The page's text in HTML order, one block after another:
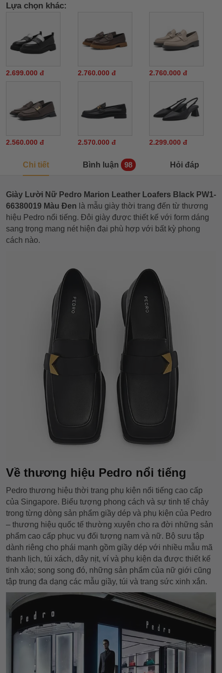
Lựa chọn khác:
2.699.000 đ 2.760.000 đ 2.760.000 đ
2.560.000 đ 2.570.000 đ 2.299.000 đ
Chi tiết Bình luận 98 Hỏi đáp
Giày Lười Nữ Pedro Marion Leather Loafers Black PW1-
66380019 Màu Đen là mẫu giày thời trang đến từ thương
hiệu Pedro nổi tiếng. Đôi giày được thiết kế với form dáng
sang trọng mang nét hiện đại phù hợp với bất kỳ phong
cách nào.
Về thương hiệu Pedro nổi tiếng
Pedro thương hiệu thời trang phụ kiện nổi tiếng cao cấp
của Singapore. Biểu tượng phong cách và sự tinh tế chảy
trong từng dòng sản phẩm giầy dép và phụ kiện của Pedro
– thương hiệu quốc tế thường xuyên cho ra đời những sản
phẩm cao cấp phục vụ đối tượng nam và nữ. Bộ sưu tập
dành riêng cho phái mạnh gồm giầy dép với nhiều mẫu mã
thanh lịch, túi xách, dây nịt, ví và phụ kiện da được thiết kế
tinh xảo; song song đó, những sản phẩm của nữ giới cũng
tập trung đa dạng các mẫu giầy, túi và trang sức xinh xắn.